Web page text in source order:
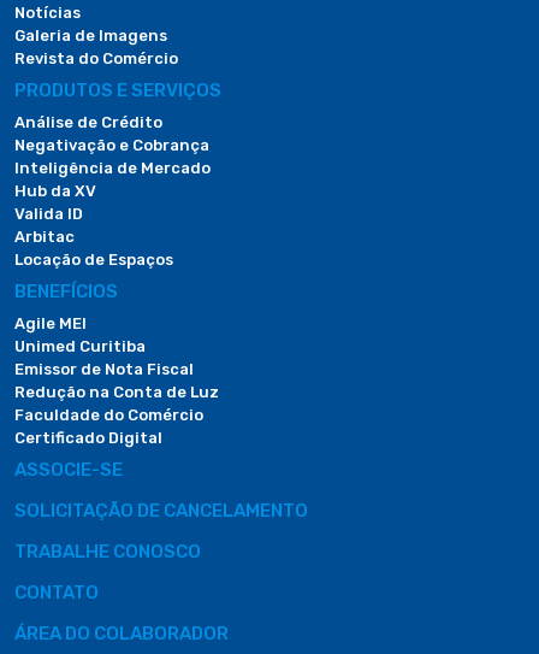
Notícias
Galeria de Imagens
Revista do Comércio
PRODUTOS E SERVIÇOS
Análise de Crédito
Negativação e Cobrança
Inteligência de Mercado
Hub da XV
Valida ID
Arbitac
Locação de Espaços
BENEFÍCIOS
Agile MEI
Unimed Curitiba
Emissor de Nota Fiscal
Redução na Conta de Luz
Faculdade do Comércio
Certificado Digital
ASSOCIE-SE
SOLICITAÇÃO DE CANCELAMENTO
TRABALHE CONOSCO
CONTATO
ÁREA DO COLABORADOR